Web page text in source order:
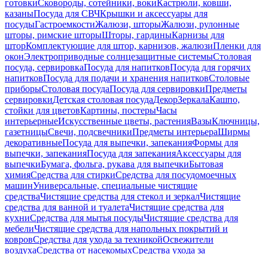
готовкиСковороды, сотейники, вокиКастрюли, ковши,
казаныПосуда для СВЧКрышки и аксессуары для
посудыГастроемкостиЖалюзи, шторыЖалюзи, рулонные
шторы, римские шторыШторы, гардиныКарнизы для
шторКомплектующие для штор, карнизов, жалюзиПленки для
оконЭлектроприводные солнцезащитные системыСтоловая
посуда, сервировкаПосуда для напитковПосуда для горячих
напитковПосуда для подачи и хранения напитковСтоловые
приборыСтоловая посудаПосуда для сервировкиПредметы
сервировкиДетская столовая посудаДекорЗеркалаКашпо,
стойки для цветовКартины, постерыЧасы
интерьерныеИскусственные цветы, растенияВазыКлючницы,
газетницыСвечи, подсвечникиПредметы интерьераШирмы
декоративныеПосуда для выпечки, запеканияФормы для
выпечки, запеканияПосуда для запеканияАксессуары для
выпечкиБумага, фольга, рукава для выпечкиБытовая
химияСредства для стиркиСредства для посудомоечных
машинУниверсальные, специальные чистящие
средстваЧистящие средства для стекол и зеркалЧистящие
средства для ванной и туалетаЧистящие средства для
кухниСредства для мытья посудыЧистящие средства для
мебелиЧистящие средства для напольных покрытий и
ковровСредства для ухода за техникойОсвежители
воздухаСредства от насекомыхСредства ухода за